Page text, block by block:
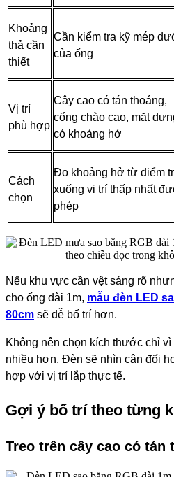
Khoảng
thả cần
thiết
Cần kiểm tra kỹ mép
của ống
Vị trí
phù hợp
Cây cao có tán thoáng,
cổng chào cao, mặt
có khoảng hở
Cách
chọn
Đo khoảng hở từ điểm
xuống vị trí thấp nhất
phép
Nếu khu vực cần vệt sáng rõ
cho ống dài 1m, mẫu đèn LED
80cm sẽ dễ bố trí hơn.
Không nên chọn kích thước chỉ
nhiều hơn. Đèn sẽ nhìn cân đối
hợp với vị trí lắp thực tế.
Gợi ý bố trí theo từng
Treo trên cây cao có tán